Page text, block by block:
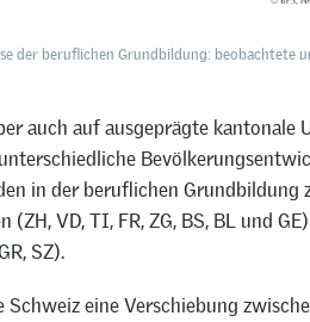
der beruflichen Grundbildung: beobachtete
auch auf ausgeprägte kantonale
in der beruflichen Grundbildung
(ZH, VD, TI, FR, ZG, BS, BL und
SZ).
eine Verschiebung